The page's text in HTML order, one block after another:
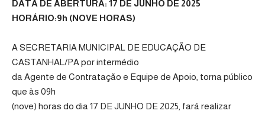
DATA DE ABERTURA: 17 DE JUNHO DE 2025
HORÁRIO:9h (NOVE HORAS)
A SECRETARIA MUNICIPAL DE EDUCAÇÃO DE
CASTANHAL/PA por intermédio
da Agente de Contratação e Equipe de Apoio, torna público
que às 09h
(nove) horas do dia 17 DE JUNHO DE 2025, fará realizar